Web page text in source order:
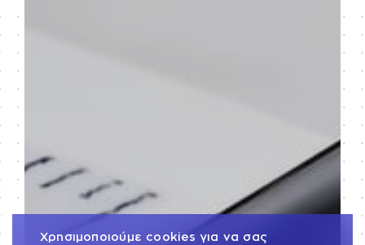
Χρησιμοποιούμε cookies για να σας